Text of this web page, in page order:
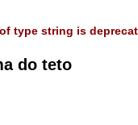
type string is
do teto